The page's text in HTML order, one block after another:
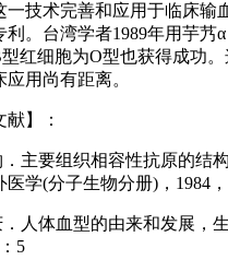
一技术完善和应用于临床输
利。台湾学者1989年用芋艿
红细胞为O型也获得成功
用尚有距离。
献】：
．主要组织相容性抗原的结
医学(分子生物分册)，1984
人体血型的由来和发展，
5